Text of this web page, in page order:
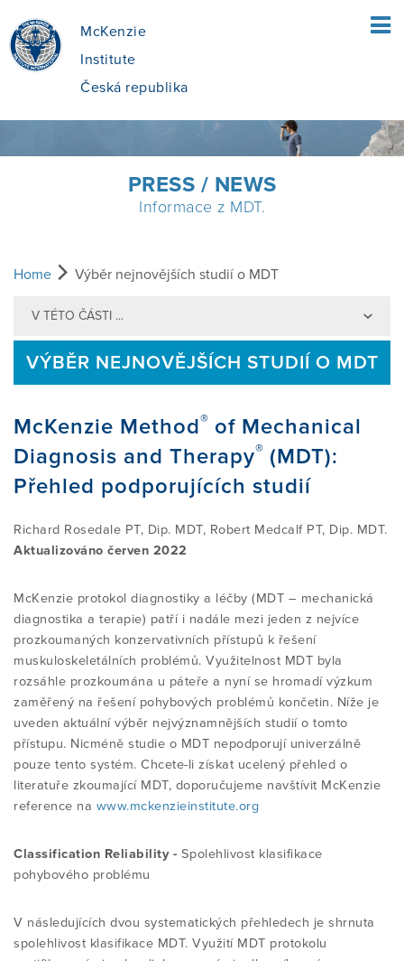
McKenzie
Institute
Česká republika
ÚVOD
CO JE MCKENZIE METODA?
JAK SE V METODĚ POSTUPUJE?
VYZKOUŠEJTE SI TECHNIKY SAMI
ZKUŠENOSTI / REFERENCE
NAJÍT TERAPEUTA
KE STAŽENÍ
ODKAZY
PRO TERAPEUTY
MCKENZIE DIAGNOSTICKÁ METODA
MYLNÁ TVRZENÍ
SIG SKUPINA
ČASTO KLADENÉ DOTAZY (FAQ)
INFORMACE PRO LÉKAŘE
VÝZKUM A ZDROJE
KURZY
STRUKTURA VZDĚLÁNÍ KURZU
PODROBNÉ INFORMACE O
JEDNOTLIVÝCH ČÁSTECH KURZU
ČASTO KLADENÉ DOTAZY (FAQ)
REFERENCE STUDENTŮ
CERTIFIKAČNÍ ZKOUŠKA
DIPLOMOVANÝ PROGRAM
E-VÝUKA
O MEZINÁRODNÍM MCKENZIE
INSTITUTU
POSLÁNÍ MCK I CR
VÝKONNÝ VÝBOR
NAŠI SPOLUPRACOVNÍCI
ČLENSTVÍ
SEZNAM MDT ODBORNÍKŮ
VSTUP PRO ČLENY
PROJEKTY
PODPOŘTE NÁS
KOHO SPONZORUJEME
KONTAKT
DALŠÍ ...
NOVINKY
PROJEKTY
Přihlášení pro Cert.MDT
Vstup pro členy
PRESS / NEWS
Informace z MDT.
Home Výběr nejnovějších studií o MDT
V TÉTO ČÁSTI ...
VÝBĚR NEJNOVĚJŠÍCH STUDIÍ O MDT
McKenzie Method® of Mechanical
Diagnosis and Therapy® (MDT):
Přehled podporujících studií
Richard Rosedale PT, Dip. MDT, Robert Medcalf PT, Dip. MDT.
Aktualizováno červen 2022
McKenzie protokol diagnostiky a léčby (MDT – mechanická
diagnostika a terapie) patří i nadále mezi jeden z nejvíce
prozkoumaných konzervativních přístupů k řešení
muskuloskeletálních problémů. Využitelnost MDT byla
rozsáhle prozkoumána u páteře a nyní se hromadí výzkum
zaměřený na řešení pohybových problémů končetin. Níže je
uveden aktuální výběr nejvýznamnějších studií o tomto
přístupu. Nicméně studie o MDT nepodporují univerzálně
pouze tento systém. Chcete-li získat ucelený přehled o
literatuře zkoumající MDT, doporučujeme navštívit McKenzie
reference na www.mckenzieinstitute.org
Classification Reliability - Spolehlivost klasifikace
pohybového problému
V následujících dvou systematických přehledech je shrnuta
spolehlivost klasifikace MDT. Využití MDT protokolu